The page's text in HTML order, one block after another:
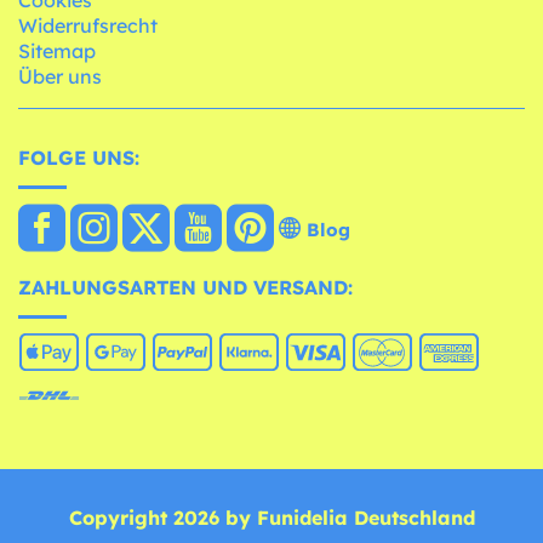
Widerrufsrecht
Sitemap
Über uns
FOLGE UNS:
Blog
ZAHLUNGSARTEN UND VERSAND:
Copyright 2026 by Funidelia Deutschland